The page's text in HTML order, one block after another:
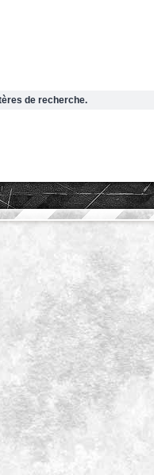
de recherche.